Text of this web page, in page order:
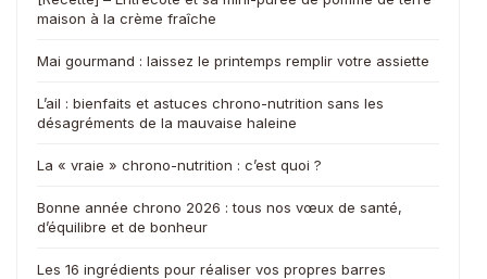
maison à la crème fraîche
Mai gourmand : laissez le printemps remplir votre assiette
L’ail : bienfaits et astuces chrono-nutrition sans les
désagréments de la mauvaise haleine
La « vraie » chrono-nutrition : c’est quoi ?
Bonne année chrono 2026 : tous nos vœux de santé,
d’équilibre et de bonheur
Les 16 ingrédients pour réaliser vos propres barres